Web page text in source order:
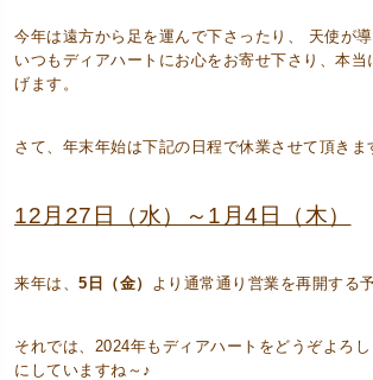
今年は遠方から足を運んで下さったり、 天使が
いつもディアハートにお心をお寄せ下さり、本
げます。
さて、年末年始は下記の日程で休業させて頂きま
12月27日（水）～1月4日（木）
来年は、 5日（金） より通常通り営業を再開する
それでは、2024年もディアハートをどうぞよろ
にしていますね～♪